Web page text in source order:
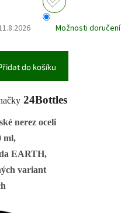
Možnosti doručení
do košíku
24Bottles
nerez oceli
ml,
EARTH,
variant